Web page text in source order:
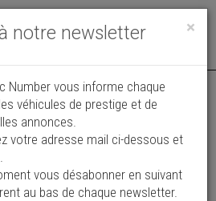
Toggle
07/2026 ( il y a 31 jours )
C3 Stingray
405 mi
×
notre newsletter
Number vous informe chaque
véhicules de prestige et de
annonces.
votre adresse mail ci-dessous et
.
vous désabonner en suivant
au bas de chaque newsletter.